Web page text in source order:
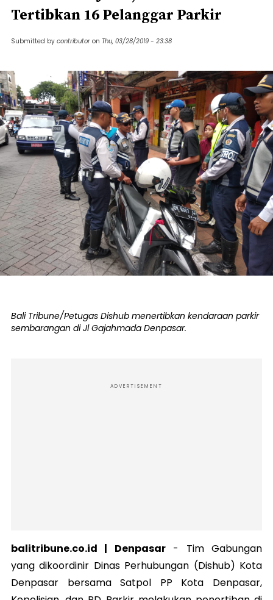
Tertibkan 16 Pelanggar Parkir
Submitted by contributor on Thu, 03/28/2019 - 23:38
Bali Tribune/Petugas Dishub menertibkan kendaraan parkir
sembarangan di Jl Gajahmada Denpasar.
ADVERTISEMENT
balitribune.co.id | Denpasar- Tim Gabungan
yang dikoordinir Dinas Perhubungan (Dishub) Kota
Denpasar bersama Satpol PP Kota Denpasar,